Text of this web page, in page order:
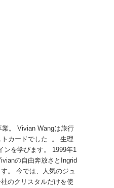
。 Vivian Wangは旅行
カードでした..。 生理
ンを学びます。 1999年1
の自由奔放さとIngrid
。 今では、人気のジュ
のクリスタルだけを使